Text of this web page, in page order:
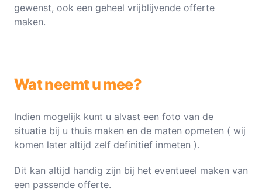
gewenst, ook een geheel vrijblijvende offerte
maken.
Wat neemt u mee?
Indien mogelijk kunt u alvast een foto van de
situatie bij u thuis maken en de maten opmeten ( wij
komen later altijd zelf definitief inmeten ).
Dit kan altijd handig zijn bij het eventueel maken van
een passende offerte.